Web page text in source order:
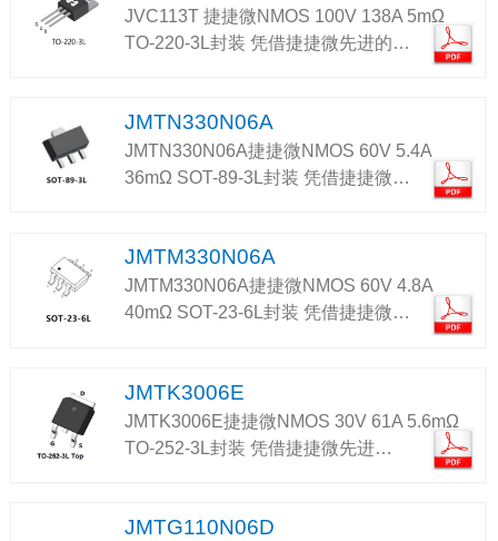
JVC113T 捷捷微NMOS 100V 138A 5mΩ
TO-220-3L封装 凭借捷捷微先进的…
JMTN330N06A
JMTN330N06A捷捷微NMOS 60V 5.4A
36mΩ SOT-89-3L封装 凭借捷捷微…
JMTM330N06A
JMTM330N06A捷捷微NMOS 60V 4.8A
40mΩ SOT-23-6L封装 凭借捷捷微…
JMTK3006E
JMTK3006E捷捷微NMOS 30V 61A 5.6mΩ
TO-252-3L封装 凭借捷捷微先进…
JMTG110N06D